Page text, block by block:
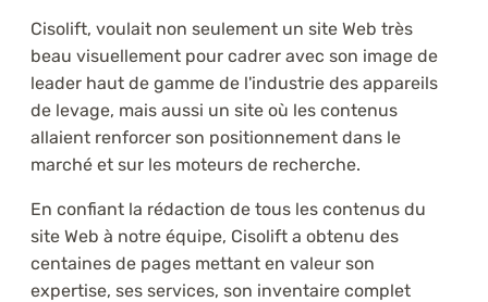
Cisolift, voulait non seulement un site Web très
beau visuellement pour cadrer avec son image de
leader haut de gamme de l'industrie des appareils
de levage, mais aussi un site où les contenus
allaient renforcer son positionnement dans le
marché et sur les moteurs de recherche.
En confiant la rédaction de tous les contenus du
site Web à notre équipe, Cisolift a obtenu des
centaines de pages mettant en valeur son
expertise, ses services, son inventaire complet